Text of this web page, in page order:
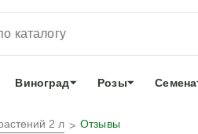
ЛУЧШЕЕ
Виноград Розы Семена
2 л Отзывы